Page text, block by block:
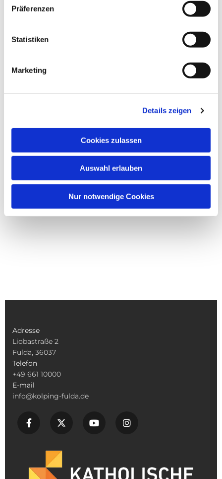
Präferenzen
Statistiken
Marketing
Details zeigen
Cookies zulassen
Auswahl erlauben
Nur notwendige Cookies
Dies könnte Sie auch
Adresse
Liobastraße 2
Fulda, 36037
Telefon
+49 661 10000
E-mail
info@kolping-fulda.de